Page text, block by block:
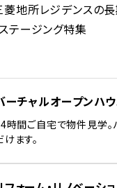
菱地所レジデンスの
テージング特集
ーチャルオープンハ
時間ご自宅で物件見学
けます。